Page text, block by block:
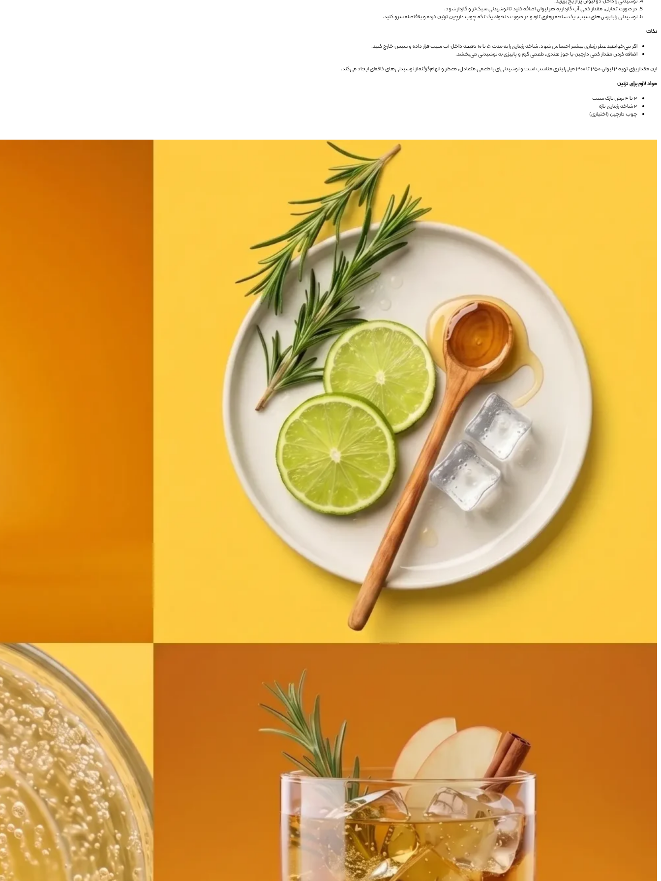
در صورت تمایل، مقدار کمی آب گازدار به هر لیوان اضافه کنید تا نوشیدنی سبک‌تر و گازدار شود.
نوشیدنی را با برش‌های سیب، یک شاخه رزماری تازه و در صورت دلخواه یک تکه چوب دارچین تزئین کرده و بلافاصله سرو کنید.
نکات
اگر می‌خواهید عطر رزماری بیشتر احساس شود، شاخه رزماری را به مدت ۵ تا ۱۰ دقیقه داخل آب سیب قرار داده و سپس خارج کنید.
اضافه کردن مقدار کمی دارچین یا جوز هندی، طعمی گرم و پاییزی به نوشیدنی می‌بخشد.
این مقدار برای تهیه ۲ لیوان ۲۵۰ تا ۳۰۰ میلی‌لیتری مناسب است و نوشیدنی‌ای با طعمی متعادل، معطر و الهام‌گرفته از نوشیدنی‌های کافه‌ای ایجاد می‌کند.
مواد لازم برای تزئین
۲ تا ۴ برش نازک سیب
۲ شاخه رزماری تازه
چوب دارچین (اختیاری)